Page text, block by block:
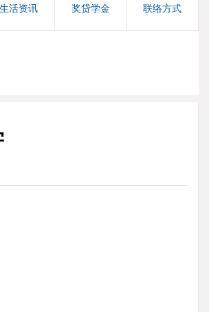
生活资讯 奖贷学金 联络方式